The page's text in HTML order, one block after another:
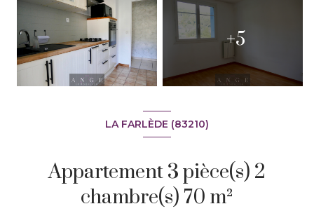
+5
LA FARLÈDE (83210)
Appartement 3 pièce(s) 2
chambre(s) 70 m²